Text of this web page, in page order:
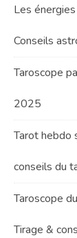
Les
Conseils
Taroscope
2025
Tarot hebdo
conseils du
Taroscope
Tirage &